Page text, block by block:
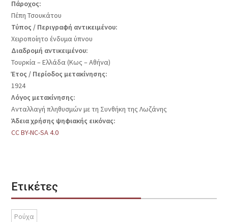
Πάροχος:
Πέπη Τσουκάτου
Τύπος / Περιγραφή αντικειμένου:
Χειροποίητο ένδυμα ύπνου
Διαδρομή αντικειμένου:
Τουρκία – Ελλάδα (Κως – Αθήνα)
Έτος / Περίοδος μετακίνησης:
1924
Λόγος μετακίνησης:
Ανταλλαγή πληθυσμών με τη Συνθήκη της Λωζάνης
Άδεια χρήσης ψηφιακής εικόνας:
CC BY-NC-SA 4.0
Ετικέτες
Ρούχα